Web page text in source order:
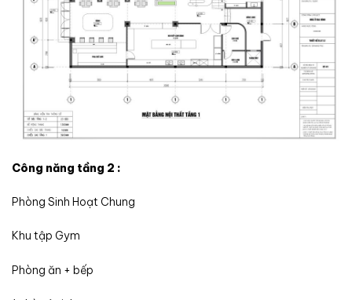
Công năng tầng 2 :
Phòng Sinh Hoạt Chung
Khu tập Gym
Phòng ăn + bếp